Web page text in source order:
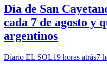
Día de San
cada 7 de agosto y
argentinos
Diario EL SOL19 horas atrás7